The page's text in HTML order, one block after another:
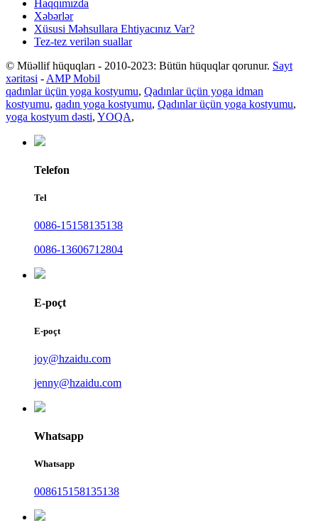
Haqqımızda
Xəbərlər
Xüsusi Məhsullara Ehtiyacınız Var?
Tez-tez verilən suallar
© Müəllif hüquqları - 2010-2023: Bütün hüquqlar qorunur. Sayt
xəritəsi - AMP Mobil
qadınlar üçün yoga kostyumu, Qadınlar üçün yoga idman
kostyumu, qadın yoga kostyumu, Qadınlar üçün yoga kostyumu,
yoga kostyum dəsti, YOQA,
Telefon
Tel
0086-15158135138
0086-13606712804
E-poçt
E-poçt
joy@hzaidu.com
jenny@hzaidu.com
Whatsapp
Whatsapp
008615158135138